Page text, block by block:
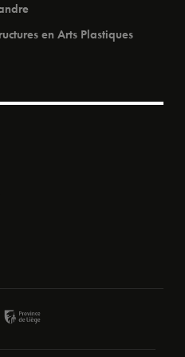
en Arts Plastiques